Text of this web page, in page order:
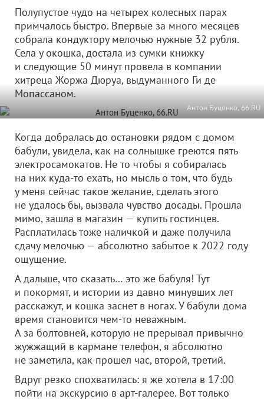
Полупустое чудо на четырех колесных парах
примчалось быстро. Впервые за много месяцев
собрала кондуктору мелочью нужные 32 рубля.
Села у окошка, достала из сумки книжку
и следующие 50 минут провела в компании
хитреца Жоржа Дюруа, выдуманного Ги де
Мопассаном.
Антон Буценко, 66.RU
Когда добралась до остановки рядом с домом
бабули, увидела, как на солнышке греются пять
электросамокатов. Не то чтобы я собиралась
на них куда-то ехать, но мысль о том, что будь
у меня сейчас такое желание, сделать этого
не удалось бы, вызвала чувство досады. Прошла
мимо, зашла в магазин — купить гостинцев.
Расплатилась тоже наличкой и даже получила
сдачу мелочью — абсолютно забытое к 2022 году
ощущение.
А дальше, что сказать… это же бабуля! Тут
и покормят, и истории из давно минувших лет
расскажут, и кошка заснет в ногах. У бабули дома
время становится чем-то неважным.
А за болтовней, которую не прерывал привычно
жужжащий в кармане телефон, я абсолютно
не заметила, как прошел час, второй, третий.
Вдруг резко спохватилась: я же хотела в 17:00
пойти на экскурсию в арт-галерее. Вот только